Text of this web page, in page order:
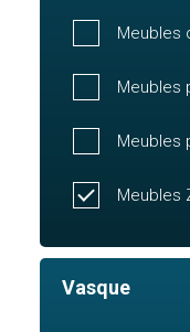
Meubles
Meubles
Meubles
Meubles
Vasque